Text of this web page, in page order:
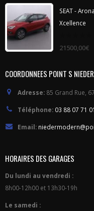
SEAT -
Xcellence
out
21500,00€
COORDONNEES POINT S
Adresse: 85 Grand Rue,
Téléphone: 03 88 07 71 01
Email:
HORAIRES DES GARAGES
Du lundi au vendredi :
8h00-12h00 et 13h30-19h
Le samedi :